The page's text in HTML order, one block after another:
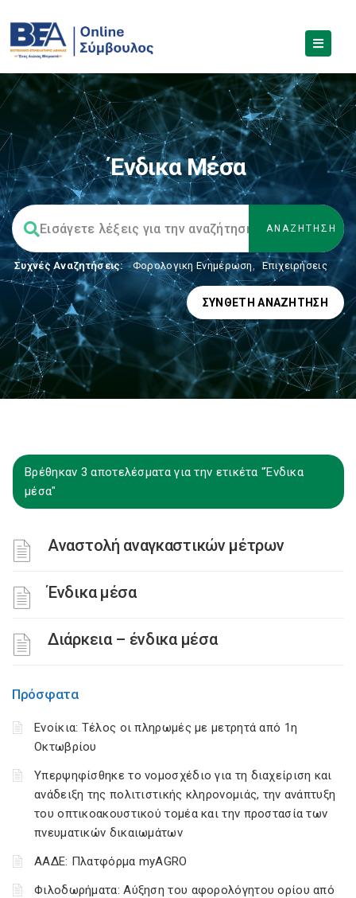
Ένδικα Μέσα
Συχνές Αναζητήσεις: Φορολογικη Ενημέρωση, Επιχειρήσεις
ΣΎΝΘΕΤΗ ΑΝΑΖΉΤΗΣΗ
Βρέθηκαν 3 αποτελέσματα για την ετικέτα "Ένδικα
μέσα"
Αναστολή αναγκαστικών μέτρων
Ένδικα μέσα
Διάρκεια – ένδικα μέσα
Πρόσφατα
Ενοίκια: Τέλος οι πληρωμές με μετρητά από 1η
Οκτωβρίου
Υπερψηφίσθηκε το νομοσχέδιο για τη διαχείριση και
ανάδειξη της πολιτιστικής κληρονομιάς, την ανάπτυξη
του οπτικοακουστικού τομέα και την προστασία των
πνευματικών δικαιωμάτων
ΑΑΔΕ: Πλατφόρμα myAGRO
Φιλοδωρήματα: Αύξηση του αφορολόγητου ορίου από